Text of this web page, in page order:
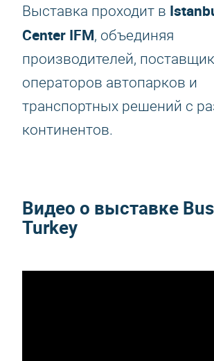
Выставка проходит в
Center IFM, объединяя
производителей,
операторов автопарков и
транспортных решений с
континентов.
Видео о выставке
Turkey